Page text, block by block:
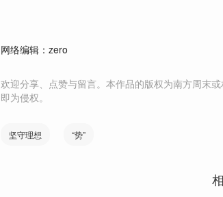
网络编辑：zero
欢迎分享、点赞与留言。本作品的版权为南方周末
即为侵权。
坚守理想 “势”